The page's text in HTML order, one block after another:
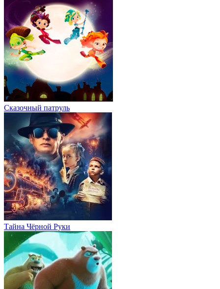
Сказочный патруль
Тайна Чёрной Руки